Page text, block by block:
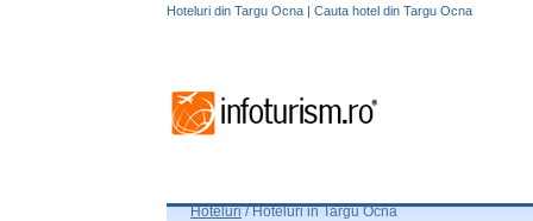
Hoteluri din Targu Ocna | Cauta hotel din Targu Ocna
Hoteluri /Hoteluri in Targu Ocna